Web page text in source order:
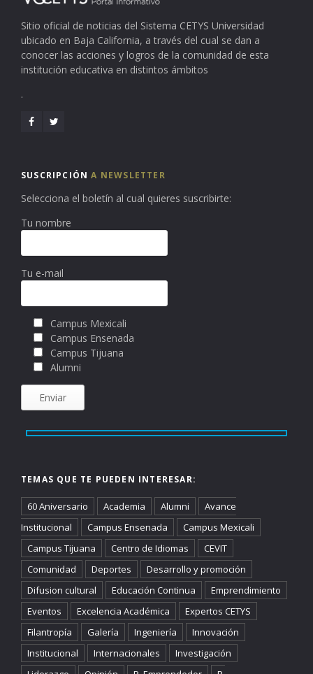
Sitio oficial de noticias del Sistema CETYS Universidad
ubicado en Baja California, a través del cual se dan a
conocer las acciones y logros de la comunidad de esta
institución educativa en distintos ámbitos
.
SUSCRIPCIÓNA NEWSLETTER
Selecciona el boletín al cual quieres suscribirte:
Tu nombre
Tu e-mail
Campus Mexicali
Campus Ensenada
Campus Tijuana
Alumni
TEMAS QUE TE PUEDEN INTERESAR:
60 Aniversario Academia Alumni
Avance
Institucional
Campus Ensenada
Campus Mexicali
Campus Tijuana
Centro de Idiomas
CEVIT
Comunidad
Deportes
Desarrollo y promoción
Difusion cultural
Educación Continua
Emprendimiento
Eventos
Excelencia Académica
Expertos CETYS
Filantropía
Galería Ingeniería
Innovación
Institucional
Internacionales
Investigación